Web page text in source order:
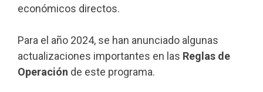
económicos directos.
Para el año 2024, se han anunciado algunas
actualizaciones importantes en las Reglas de
Operación de este programa.